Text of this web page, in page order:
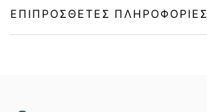
ΕΠΙΠΡΌΣΘΕΤΕΣ ΠΛΗΡΟΦΟΡΊΕΣ